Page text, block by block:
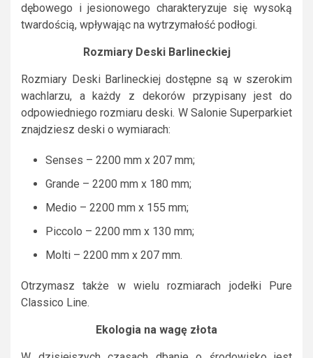
dębowego i jesionowego charakteryzuje się wysoką
twardością, wpływając na wytrzymałość podłogi.
Rozmiary Deski Barlineckiej
Rozmiary Deski Barlineckiej dostępne są w szerokim
wachlarzu, a każdy z dekorów przypisany jest do
odpowiedniego rozmiaru deski. W Salonie Superparkiet
znajdziesz deski o wymiarach:
Senses – 2200 mm x 207 mm;
Grande – 2200 mm x 180 mm;
Medio – 2200 mm x 155 mm;
Piccolo – 2200 mm x 130 mm;
Molti – 2200 mm x 207 mm.
Otrzymasz także w wielu rozmiarach jodełki Pure
Classico Line.
Ekologia na wagę złota